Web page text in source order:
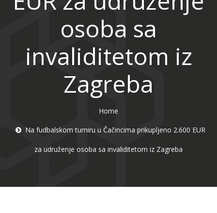
osoba sa
invaliditetom iz
Zagreba
Home
Na fudbalskom turniru u Čačincima prikupljeno 2.600 EUR
za udruženje osoba sa invaliditetom iz Zagreba